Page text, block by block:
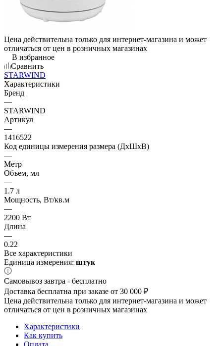
Цена действительна только для интернет-магазина и может
отличаться от цен в розничных магазинах
В избранное
Сравнить
STARWIND
Характеристики
Бренд
—
STARWIND
Артикул
—
1416522
Код единицы измерения размера (ДхШхВ)
—
Метр
Объем, мл
—
1.7 л
Мощность, Вт/кв.м
—
2200 Вт
Длина
—
0.22
Все характеристики
Единица измерения: штук
Самовывоз завтра - бесплатно
Доставка бесплатна при заказе от 30 000 ₽
Цена действительна только для интернет-магазина и может
отличаться от цен в розничных магазинах
Характеристики
Как купить
Оплата